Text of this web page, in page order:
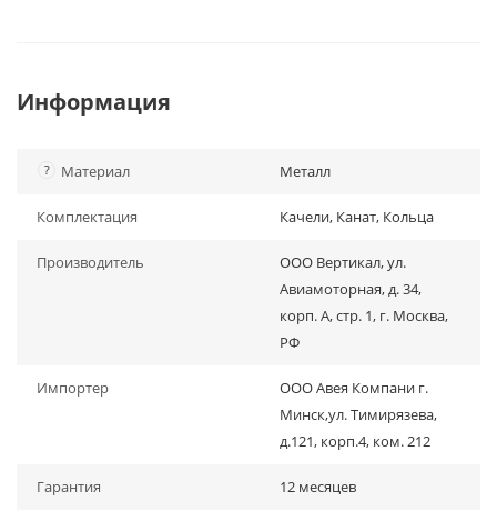
Информация
? Материал Металл
Комплектация Качели, Канат, Кольца
Производитель
ООО Вертикал, ул.
Авиамоторная, д. 34,
корп. А, стр. 1, г. Москва,
РФ
Импортер
ООО Авея Компани г.
Минск,ул. Тимирязева,
д.121, корп.4, ком. 212
Гарантия 12 месяцев